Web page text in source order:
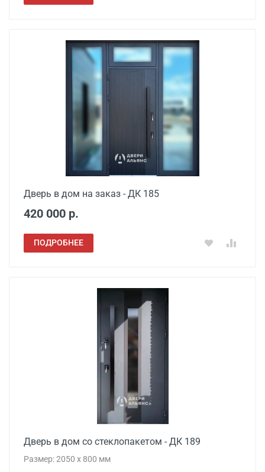
Дверь в дом на заказ - ДК 185
420 000 р.
ПОДРОБНЕЕ
Дверь в дом со стеклопакетом - ДК 189
Размер: 2050 x 800 мм